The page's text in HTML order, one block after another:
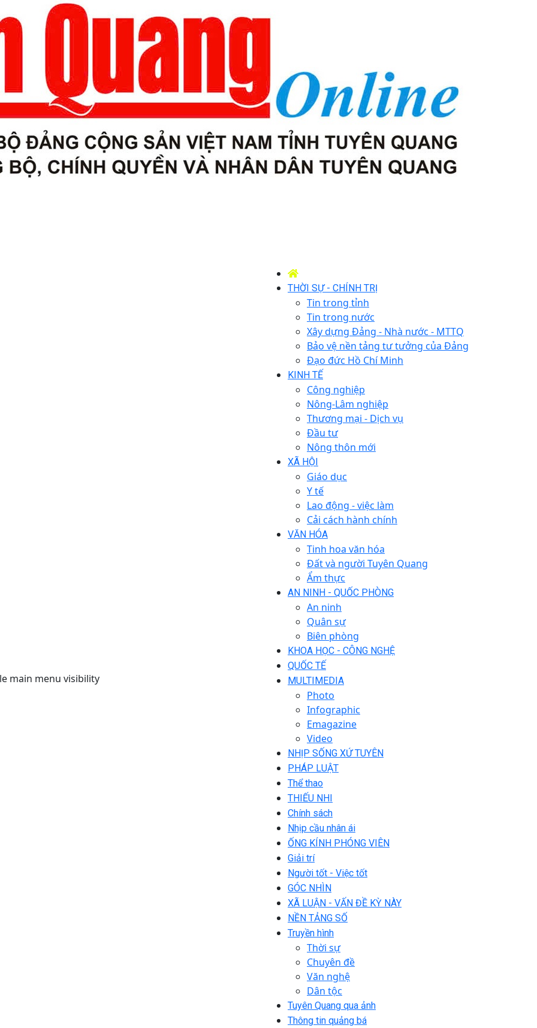
main menu visibility
THỜI SỰ - CHÍNH TRỊ
Tin trong tỉnh
Tin trong nước
Xây dựng Đảng - Nhà nước - MTTQ
Bảo vệ nền tảng tư tưởng của Đảng
Đạo đức Hồ Chí Minh
KINH TẾ
Công nghiệp
Nông-Lâm nghiệp
Thương mại - Dịch vụ
Đầu tư
Nông thôn mới
XÃ HỘI
Giáo dục
Y tế
Lao động - việc làm
Cải cách hành chính
VĂN HÓA
Tinh hoa văn hóa
Đất và người Tuyên Quang
Ẩm thực
AN NINH - QUỐC PHÒNG
An ninh
Quân sự
Biên phòng
KHOA HỌC - CÔNG NGHỆ
QUỐC TẾ
MULTIMEDIA
Photo
Infographic
Emagazine
Video
NHỊP SỐNG XỨ TUYÊN
PHÁP LUẬT
Thể thao
THIẾU NHI
Chính sách
Nhịp cầu nhân ái
ỐNG KÍNH PHÓNG VIÊN
Giải trí
Người tốt - Việc tốt
GÓC NHÌN
XÃ LUẬN - VẤN ĐỀ KỲ NÀY
NỀN TẢNG SỐ
Truyền hình
Thời sự
Chuyên đề
Văn nghệ
Dân tộc
Tuyên Quang qua ảnh
Thông tin quảng bá